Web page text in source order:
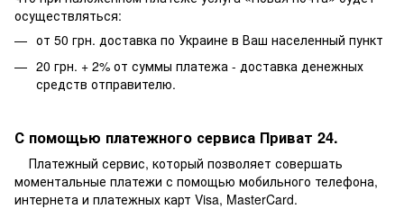
осуществляться:
от 50 грн. доставка по Украине в Ваш населенный пункт
20 грн. + 2% от суммы платежа - доставка денежных
средств отправителю.
С помощью платежного сервиса Приват 24.
Платежный сервис, который позволяет совершать
моментальные платежи с помощью мобильного телефона,
интернета и платежных карт Visa, MasterCard.